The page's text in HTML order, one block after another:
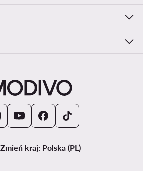
Zmień kraj: Polska (PL)